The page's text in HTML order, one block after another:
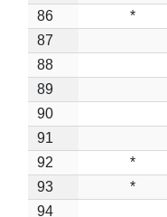
86
*
87
88
89
90
91
92
*
93
*
94